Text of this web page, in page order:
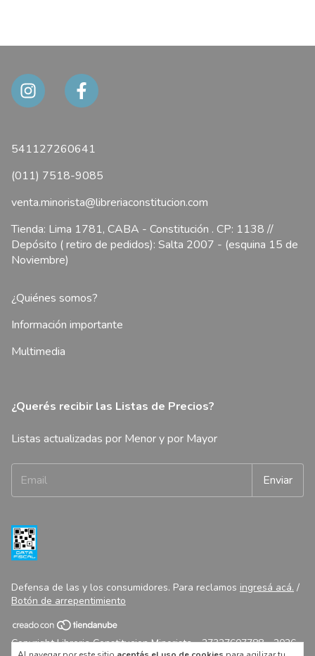
541127260641
(011) 7518-9085
venta.minorista@libreriaconstitucion.com
Tienda: Lima 1781, CABA - Constitución . CP: 1138 //
Depósito ( retiro de pedidos): Salta 2007 - (esquina 15 de
Noviembre)
¿Quiénes somos?
Información importante
Multimedia
¿Querés recibir las Listas de Precios?
Listas actualizadas por Menor y por Mayor
Defensa de las y los consumidores. Para reclamos ingresá acá. /
Botón de arrepentimiento
Copyright Libreria Constitucion Minorista - 27327607788 - 2026.